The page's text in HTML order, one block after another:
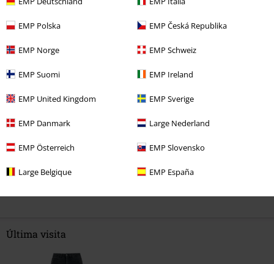
EMP Polska EMP Česká Republika
EMP Norge EMP Schweiz
EMP Suomi EMP Ireland
EMP United Kingdom EMP Sverige
EMP Danmark Large Nederland
EMP Österreich EMP Slovensko
Large Belgique EMP España
Calidad
Diseño
Reseña verificada
¿Te ha sido útil esta opinión?
Última visita